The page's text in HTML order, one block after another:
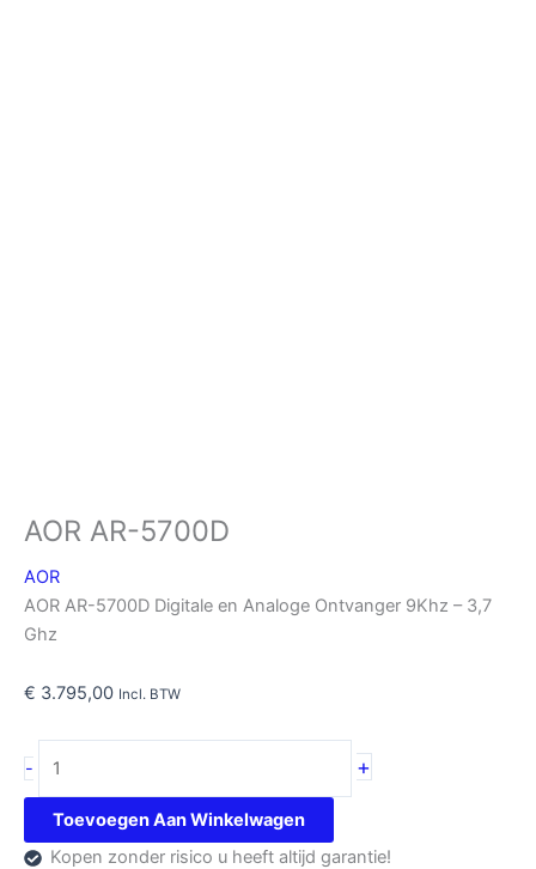
AOR AR-5700D
AOR
AOR AR-5700D Digitale en Analoge Ontvanger 9Khz – 3,7
Ghz
€ 3.795,00 Incl. BTW
-
AR-
5700D
aantal
+
Toevoegen Aan Winkelwagen
Kopen zonder risico u heeft altijd garantie!